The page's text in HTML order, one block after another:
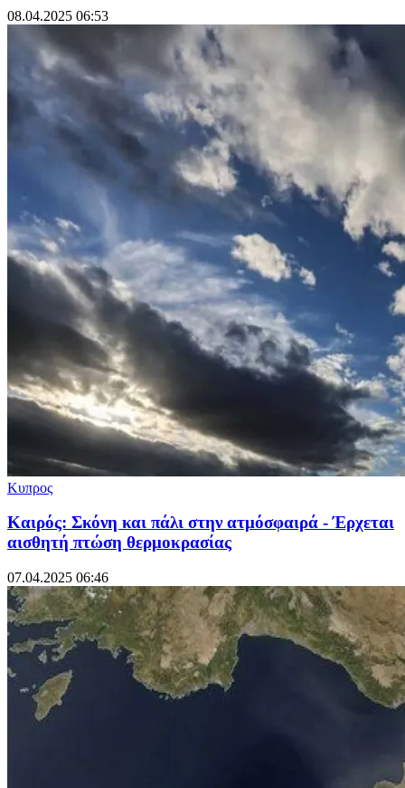
08.04.2025 06:53
Κυπρος
Καιρός: Σκόνη και πάλι στην ατμόσφαιρά - Έρχεται
αισθητή πτώση θερμοκρασίας
07.04.2025 06:46